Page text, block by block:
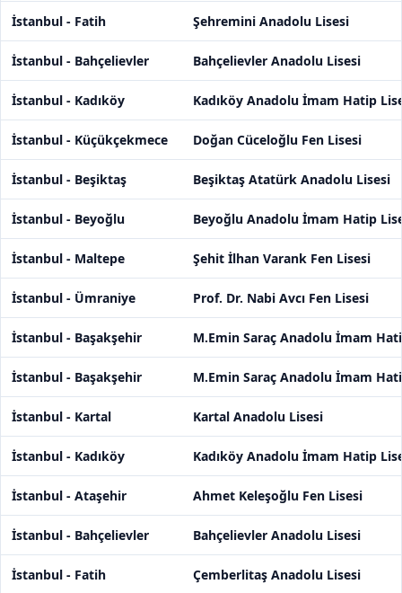
İstanbul - Fatih Şehremini Anadolu Lisesi
İstanbul - Bahçelievler Bahçelievler Anadolu Lisesi
İstanbul - Kadıköy Kadıköy Anadolu İmam Hatip
İstanbul - Küçükçekmece Doğan Cüceloğlu Fen Lisesi
İstanbul - Beşiktaş Beşiktaş Atatürk Anadolu Lisesi
İstanbul - Beyoğlu Beyoğlu Anadolu İmam Hatip
İstanbul - Maltepe Şehit İlhan Varank Fen Lisesi
İstanbul - Ümraniye Prof. Dr. Nabi Avcı Fen Lisesi
İstanbul - Başakşehir M.Emin Saraç Anadolu İmam
İstanbul - Başakşehir M.Emin Saraç Anadolu İmam
İstanbul - Kartal Kartal Anadolu Lisesi
İstanbul - Kadıköy Kadıköy Anadolu İmam Hatip
İstanbul - Ataşehir Ahmet Keleşoğlu Fen Lisesi
İstanbul - Bahçelievler Bahçelievler Anadolu Lisesi
İstanbul - Fatih Çemberlitaş Anadolu Lisesi